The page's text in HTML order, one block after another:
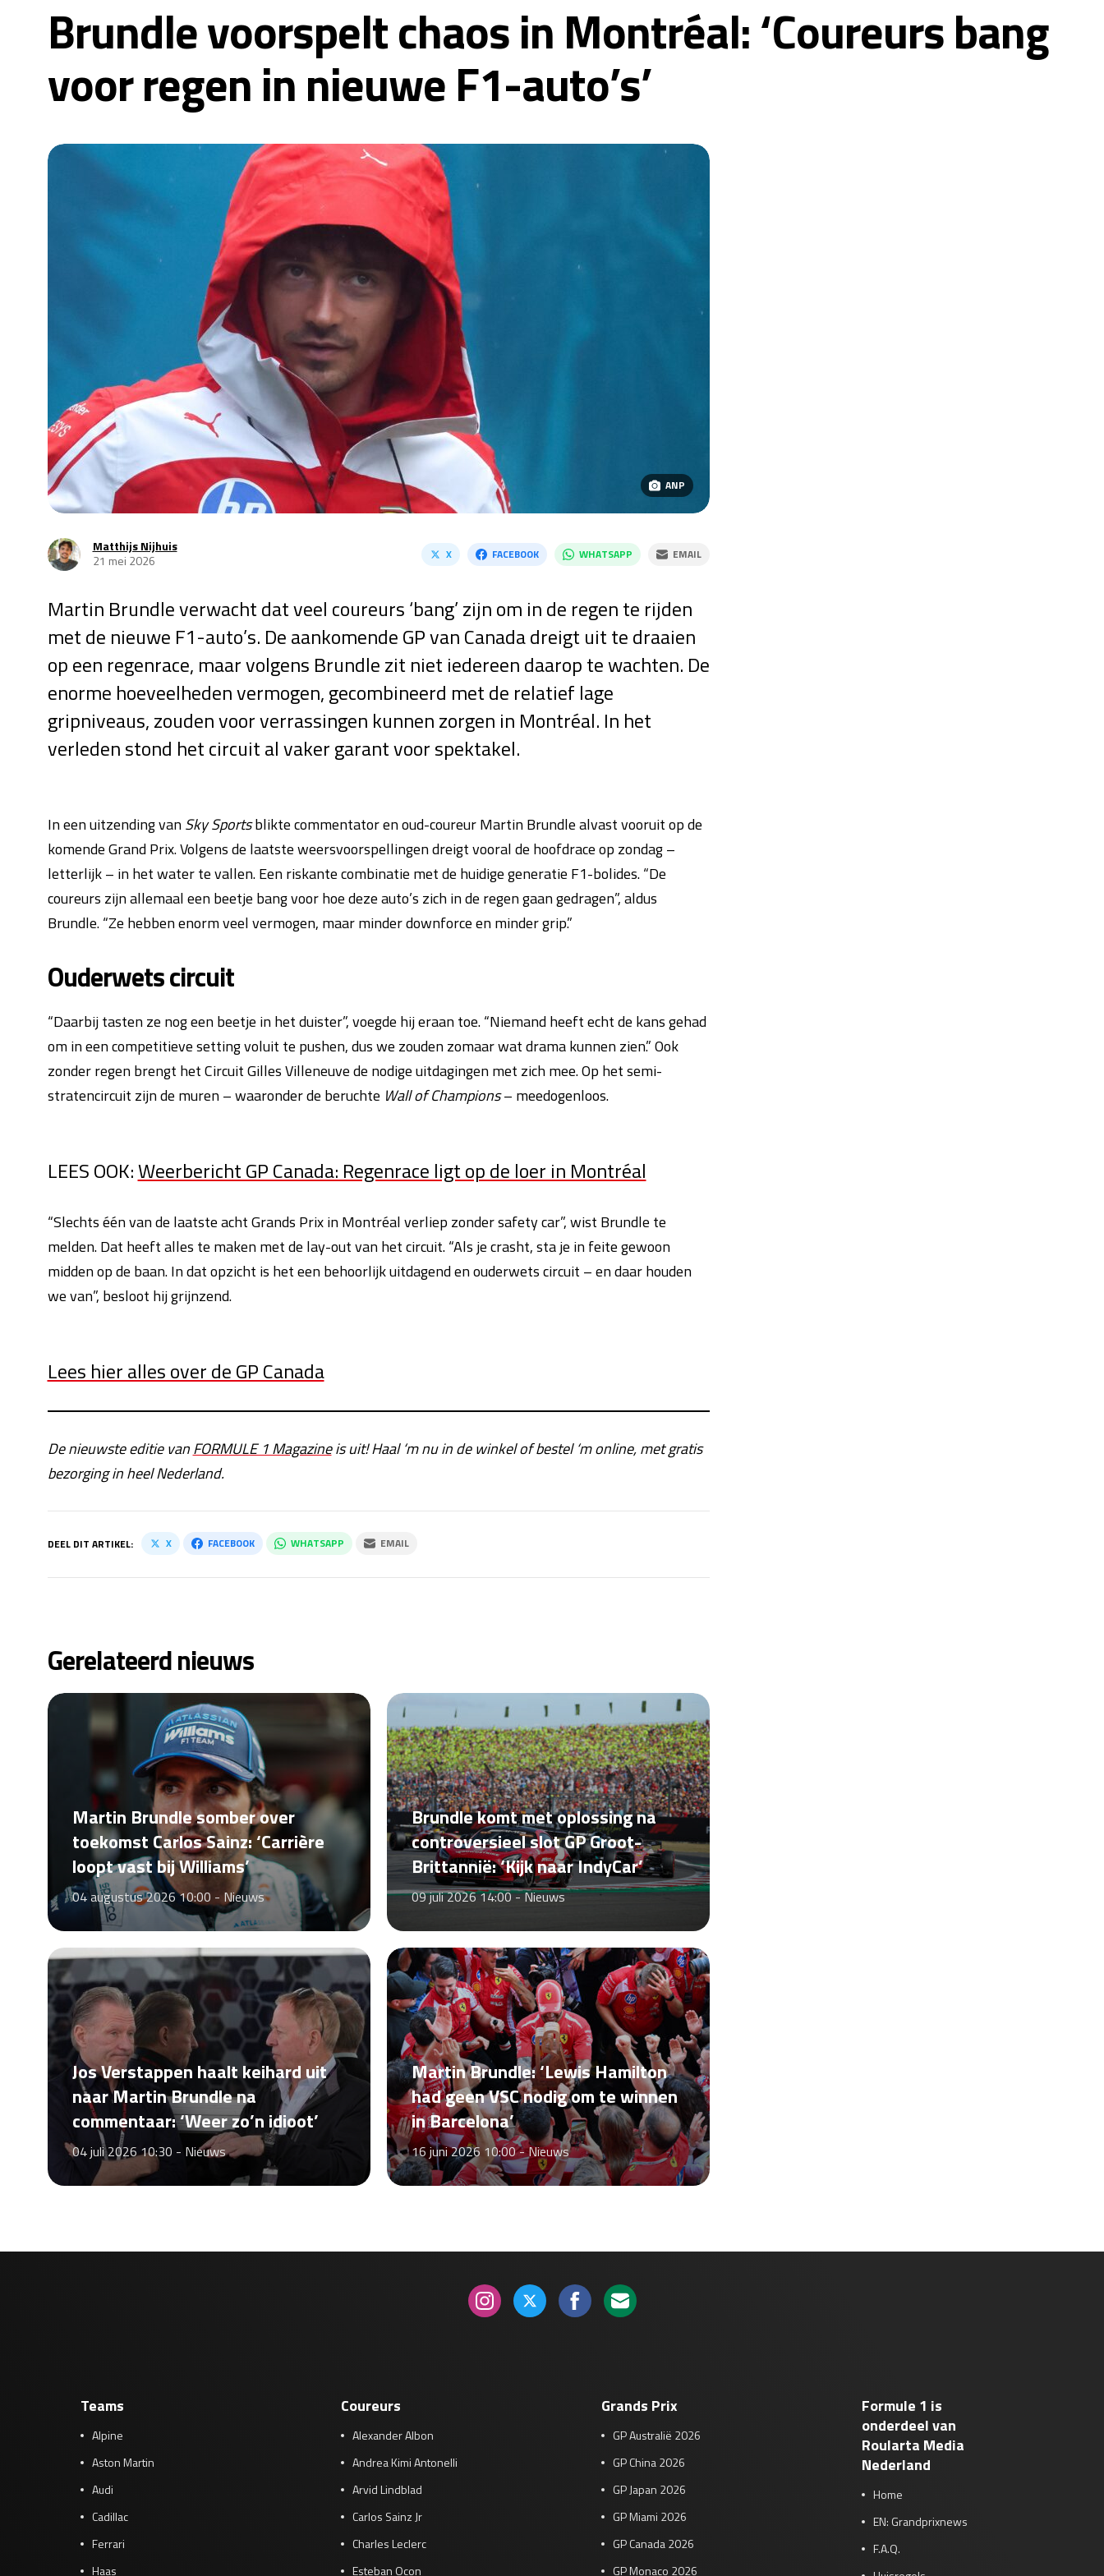
Brundle voorspelt chaos in Montréal: ‘Coureurs bang
voor regen in nieuwe F1-auto’s’
ANP
Matthijs Nijhuis
21 mei 2026
X FACEBOOK WHATSAPP EMAIL
Martin Brundle verwacht dat veel coureurs ‘bang’ zijn om in de regen te rijden
met de nieuwe F1-auto’s. De aankomende GP van Canada dreigt uit te draaien
op een regenrace, maar volgens Brundle zit niet iedereen daarop te wachten. De
enorme hoeveelheden vermogen, gecombineerd met de relatief lage
gripniveaus, zouden voor verrassingen kunnen zorgen in Montréal. In het
verleden stond het circuit al vaker garant voor spektakel.
In een uitzending vanSky Sportsblikte commentator en oud-coureur Martin Brundle alvast vooruit op de
komende Grand Prix. Volgens de laatste weersvoorspellingen dreigt vooral de hoofdrace op zondag –
letterlijk – in het water te vallen. Een riskante combinatie met de huidige generatie F1-bolides. “De
coureurs zijn allemaal een beetje bang voor hoe deze auto’s zich in de regen gaan gedragen”, aldus
Brundle. “Ze hebben enorm veel vermogen, maar minder downforce en minder grip.”
Ouderwets circuit
“Daarbij tasten ze nog een beetje in het duister”, voegde hij eraan toe. “Niemand heeft echt de kans gehad
om in een competitieve setting voluit te pushen, dus we zouden zomaar wat drama kunnen zien.” Ook
zonder regen brengt het Circuit Gilles Villeneuve de nodige uitdagingen met zich mee. Op het semi-
stratencircuit zijn de muren – waaronder de beruchte Wall of Champions– meedogenloos.
LEES OOK:Weerbericht GP Canada: Regenrace ligt op de loer in Montréal
“Slechts één van de laatste acht Grands Prix in Montréal verliep zonder safety car”, wist Brundle te
melden. Dat heeft alles te maken met de lay-out van het circuit. “Als je crasht, sta je in feite gewoon
midden op de baan. In dat opzicht is het een behoorlijk uitdagend en ouderwets circuit – en daar houden
we van”, besloot hij grijnzend.
Lees hier alles over de GP Canada
De nieuwste editie vanFORMULE 1 Magazineis uit! Haal ‘m nu in de winkel of bestel ‘m online, met gratis
bezorging in heel Nederland.
DEEL DIT ARTIKEL: X FACEBOOK WHATSAPP EMAIL
Gerelateerd nieuws
Martin Brundle somber over
toekomst Carlos Sainz: ‘Carrière
loopt vast bij Williams’
04 augustus 2026 10:00 - Nieuws
Brundle komt met oplossing na
controversieel slot GP Groot-
Brittannië: ‘Kijk naar IndyCar’
09 juli 2026 14:00 -Nieuws
Jos Verstappen haalt keihard uit
naar Martin Brundle na
commentaar: ‘Weer zo’n idioot’
04 juli 2026 10:30 - Nieuws
Martin Brundle: ‘Lewis Hamilton
had geen VSC nodig om te winnen
in Barcelona’
16 juni 2026 10:00 -Nieuws
Teams
Alpine
Aston Martin
Audi
Cadillac
Ferrari
Haas
Coureurs
Alexander Albon
Andrea Kimi Antonelli
Arvid Lindblad
Carlos Sainz Jr
Charles Leclerc
Esteban Ocon
Grands Prix
GP Australië 2026
GP China 2026
GP Japan 2026
GP Miami 2026
GP Canada 2026
GP Monaco 2026
Formule 1 is
onderdeel van
Roularta Media
Nederland
Home
EN: Grandprixnews
F.A.Q.